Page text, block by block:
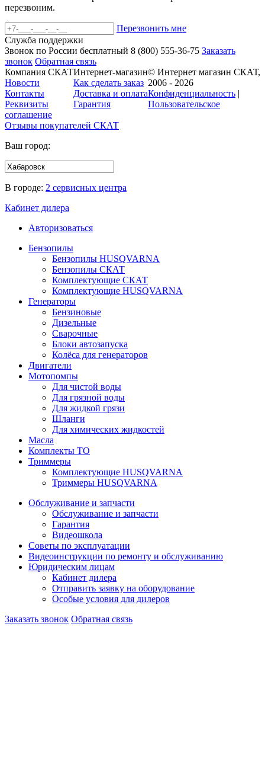
перезвоним.
Перезвонить мне
Служба поддержки
Звонок по России бесплатный 8 (800) 555-36-75 Заказать
звонок Обратная связь
Компания СКАТ
Новости
Контакты
Реквизиты
Интернет-магазин
Как сделать заказ
Доставка и оплата
Гарантия
© Интернет магазин СКАТ,
2006 - 2026
Конфиденциальность |
Пользовательское
соглашение
Отзывы покупателей СКАТ
Ваш город:
В городе: 2 сервисных центра
Кабинет дилера
Авторизоваться
Бензопилы
Бензопилы HUSQVARNA
Бензопилы СКАТ
Комплектующие СКАТ
Комплектующие HUSQVARNA
Генераторы
Бензиновые
Дизельные
Сварочные
Блоки автозапуска
Колёса для генераторов
Двигатели
Мотопомпы
Для чистой воды
Для грязной воды
Для жидкой грязи
Шланги
Для химических жидкостей
Масла
Комплекты ТО
Триммеры
Комплектующие HUSQVARNA
Триммеры HUSQVARNA
Обслуживание и запчасти
Обслуживание и запчасти
Гарантия
Видеошкола
Советы по эксплуатации
Видеоинструкции по ремонту и обслуживанию
Юридическим лицам
Кабинет дилера
Отправить заявку на оборудование
Особые условия для дилеров
Заказать звонок Обратная связь